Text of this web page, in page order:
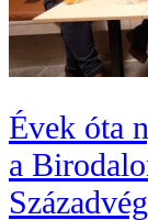
Évek óta
a